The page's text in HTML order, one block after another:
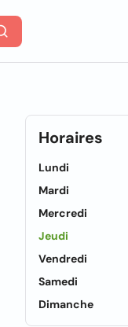
Horaires
Lundi
Mardi
Mercredi
Jeudi
Vendredi
Samedi
Dimanche